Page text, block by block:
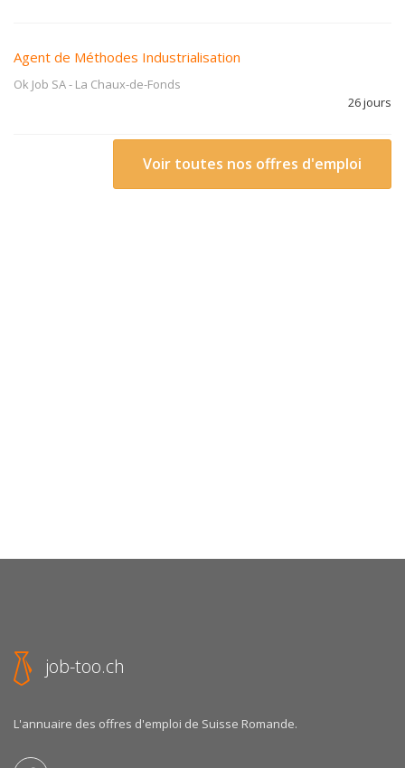
Agent de Méthodes Industrialisation
Ok Job SA- La Chaux-de-Fonds
26 jours
Voir toutes nos offres d'emploi
job-too.ch
L'annuaire des offres d'emploi de Suisse Romande.